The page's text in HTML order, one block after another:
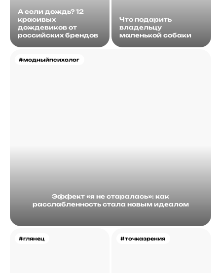
А если дождь? 12
красивых
дождевиков от
российских брендов
#модныйпсихолог
Эффект «я не старалась»: как
расслабленность стала новым идеалом
Что подарить
владельцу
маленькой собаки
#глянец #точказрения